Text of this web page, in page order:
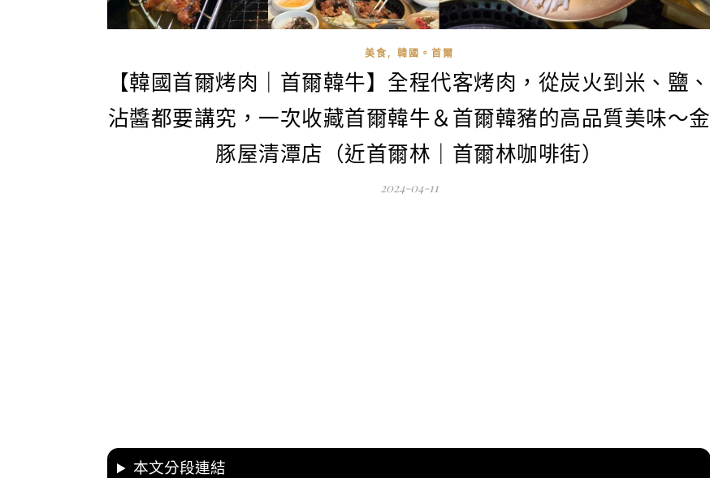
美食, 韓國。首爾
【韓國首爾烤肉｜首爾韓牛】全程代客烤肉，從炭火到米、鹽、
沾醬都要講究，一次收藏首爾韓牛＆首爾韓豬的高品質美味～金
豚屋清潭店（近首爾林｜首爾林咖啡街）
2024-04-11
本文分段連結